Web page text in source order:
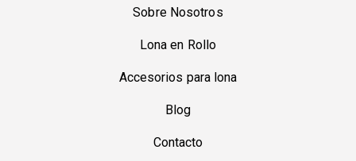
Sobre Nosotros
Lona en Rollo
Accesorios para lona
Blog
Contacto